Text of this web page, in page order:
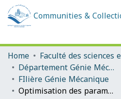
Communities &
Home
Département Génie Mécanique
FIlière Génie Mécanique
Optimisation des paramètres de soudage par point des aciers dissemblables